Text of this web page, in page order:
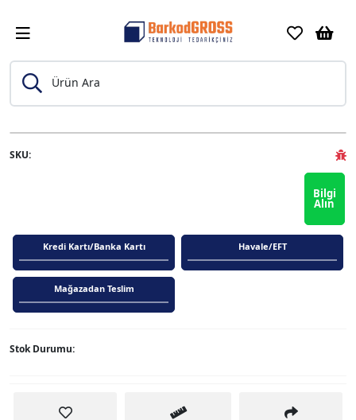
Ürün Ara
SKU:
Bilgi
Alın
Kredi Kartı/Banka Kartı Havale/EFT
Mağazadan Teslim
Stok Durumu: